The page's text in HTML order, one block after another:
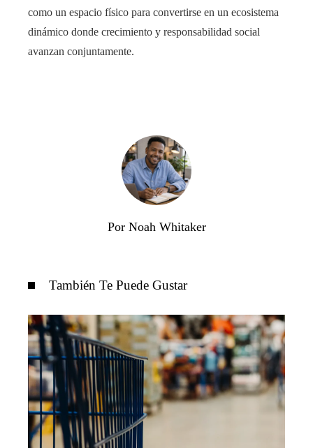
como un espacio físico para convertirse en un ecosistema
dinámico donde crecimiento y responsabilidad social
avanzan conjuntamente.
Por Noah Whitaker
También Te Puede Gustar